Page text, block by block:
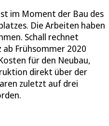
im Moment der Bau des
Die Arbeiten haben
Schall rechnet
Frühsommer 2020
für den Neubau,
direkt über der
zuletzt auf drei